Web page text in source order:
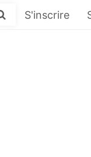
S'inscrire